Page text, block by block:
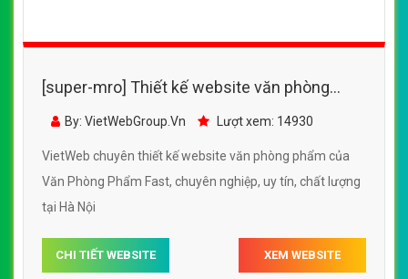
[super-mro] Thiết kế website văn phòng
phẩm của Văn Phòng Phẩm Fast
By: VietWebGroup.Vn Lượt xem: 14930
VietWeb chuyên thiết kế website văn phòng phẩm của
Văn Phòng Phẩm Fast, chuyên nghiệp, uy tín, chất lượng
tại Hà Nội
CHI TIẾT WEBSITE XEM WEBSITE